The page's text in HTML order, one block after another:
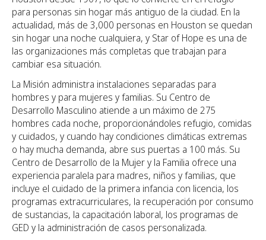
para personas sin hogar más antiguo de la ciudad. En la
actualidad, más de 3,000 personas en Houston se quedan
sin hogar una noche cualquiera, y Star of Hope es una de
las organizaciones más completas que trabajan para
cambiar esa situación.
La Misión administra instalaciones separadas para
hombres y para mujeres y familias. Su Centro de
Desarrollo Masculino atiende a un máximo de 275
hombres cada noche, proporcionándoles refugio, comidas
y cuidados, y cuando hay condiciones climáticas extremas
o hay mucha demanda, abre sus puertas a 100 más. Su
Centro de Desarrollo de la Mujer y la Familia ofrece una
experiencia paralela para madres, niños y familias, que
incluye el cuidado de la primera infancia con licencia, los
programas extracurriculares, la recuperación por consumo
de sustancias, la capacitación laboral, los programas de
GED y la administración de casos personalizada.